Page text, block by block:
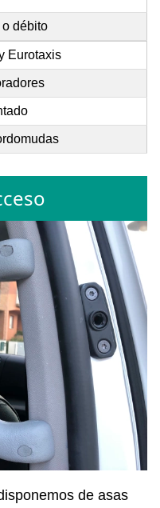
o débito
Eurotaxis
de asas